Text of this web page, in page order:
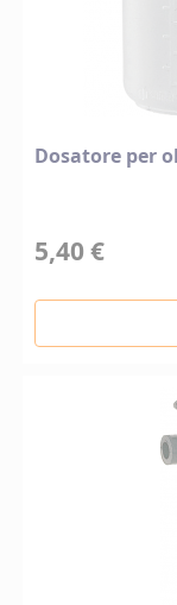
Dosatore per
5,40 €